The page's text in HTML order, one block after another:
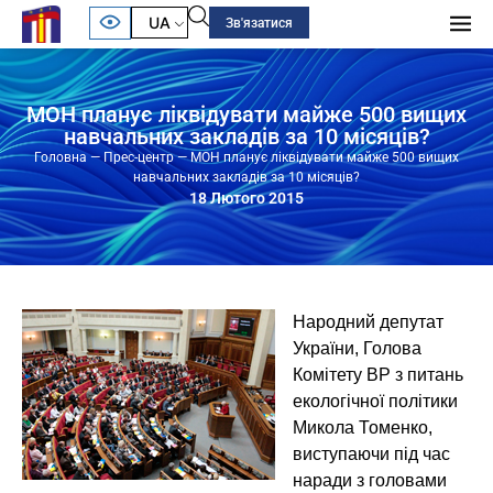
UA Зв'язатися
МОН планує ліквідувати майже 500 вищих
навчальних закладів за 10 місяців?
Головна—Прес-центр—МОН планує ліквідувати майже 500 вищих
навчальних закладів за 10 місяців?
18 Лютого 2015
Народний депутат
України, Голова
Комітету ВР з питань
екологічної політики
Микола Томенко,
виступаючи під час
наради з головами